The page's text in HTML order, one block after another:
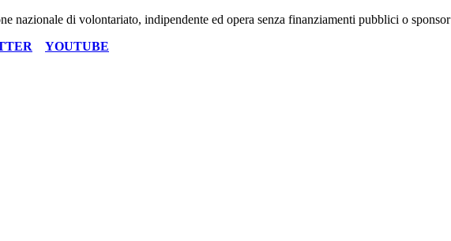
nazionale di volontariato, indipendente ed opera senza finanziamenti pubblici o sponsor
YOUTUBE